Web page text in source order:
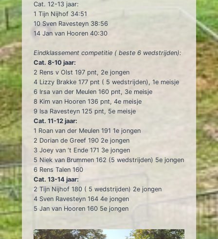
Cat. 12-13 jaar:
1 Tijn Nijhof 34:51
10 Sven Ravesteyn 38:56
14 Jan van Hooren 40:30
Eindklassement competitie ( beste 6 wedstrijden):
Cat. 8-10 jaar:
2 Rens v Olst 197 pnt, 2e jongen
4 Lizzy Brakke 177 pnt ( 5 wedstrijden), 1e meisje
6 Irsa van der Meulen 160 pnt, 3e meisje
8 Kim van Hooren 136 pnt, 4e meisje
9 Isa Ravesteyn 125 pnt, 5e meisje
Cat. 11-12 jaar:
1 Roan van der Meulen 191 1e jongen
2 Dorian de Greef 190 2e jongen
3 Joey van ‘t Ende 171 3e jongen
5 Niek van Brummen 162 (5 wedstrijden) 5e jongen
6 Rens Talen 160
Cat. 13-14 jaar:
2 Tijn Nijhof 180 ( 5 wedstrijden) 2e jongen
4 Sven Ravesteyn 164 4e jongen
5 Jan van Hooren 160 5e jongen